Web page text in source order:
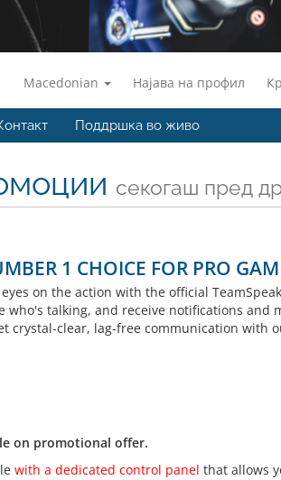
Macedonian Најава на профил
Поддршка во живо
секогаш пред
1 CHOICE FOR PRO
eyes on the action with the official
who's talking, and receive notifications and
Get crystal-clear, lag-free communication
on promotional offer.
with a dedicated control panel that allows